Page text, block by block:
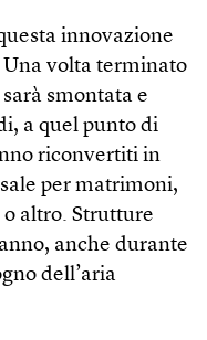
innovazione
volta terminato
smontata e
a quel punto di
riconvertiti in
per matrimoni,
altro. Strutture
anche durante
dell’aria